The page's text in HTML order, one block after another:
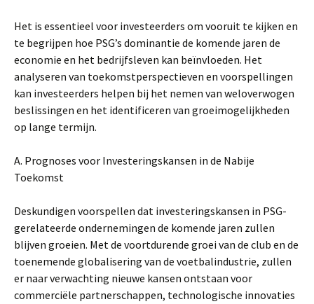
Het is essentieel voor investeerders om vooruit te kijken en
te begrijpen hoe PSG’s dominantie de komende jaren de
economie en het bedrijfsleven kan beïnvloeden. Het
analyseren van toekomstperspectieven en voorspellingen
kan investeerders helpen bij het nemen van weloverwogen
beslissingen en het identificeren van groeimogelijkheden
op lange termijn.
A. Prognoses voor Investeringskansen in de Nabije
Toekomst
Deskundigen voorspellen dat investeringskansen in PSG-
gerelateerde ondernemingen de komende jaren zullen
blijven groeien. Met de voortdurende groei van de club en de
toenemende globalisering van de voetbalindustrie, zullen
er naar verwachting nieuwe kansen ontstaan ​​voor
commerciële partnerschappen, technologische innovaties